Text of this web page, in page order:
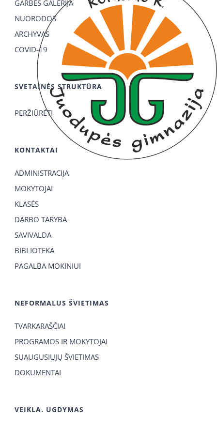
GARBĖS GALERIJA
NUORODOS
ARCHYVAS
COVID-19
SVETAINĖS STRUKTŪRA
PERŽIŪRĖTI
KONTAKTAI
ADMINISTRACIJA
MOKYTOJAI
KLASĖS
DARBO TARYBA
SAVIVALDA
BIBLIOTEKA
PAGALBA MOKINIUI
NEFORMALUS ŠVIETIMAS
TVARKARAŠČIAI
PROGRAMOS IR MOKYTOJAI
SUAUGUSIŲJŲ ŠVIETIMAS
DOKUMENTAI
VEIKLA. UGDYMAS